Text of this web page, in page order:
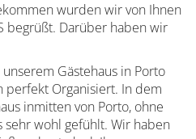
wurden wir von Ihnen
begrüßt. Darüber haben wir
Gästehaus in Porto
perfekt Organisiert. In dem
inmitten von Porto, ohne
sehr wohl gefühlt. Wir haben